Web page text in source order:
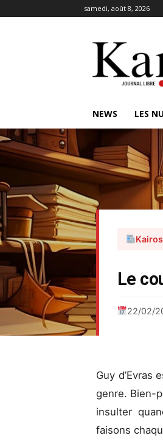
samedi, août 8, 2026
NEWS LES
Le
22/02/
Guy d’Evras
genre. Bien-
insulter
faisons